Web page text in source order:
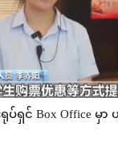
ရုပ်ရှင် Box Office